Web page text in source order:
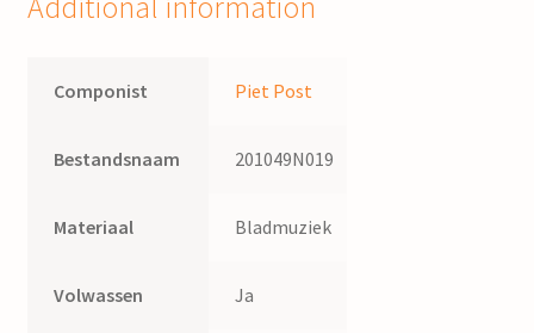
Componist Piet Post
Bestandsnaam 201049N019
Materiaal Bladmuziek
Volwassen Ja